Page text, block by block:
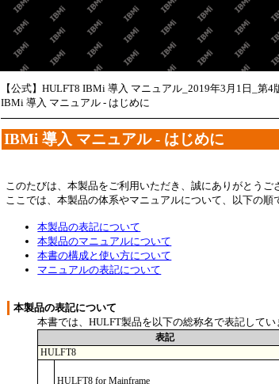
メイン コンテ
【公式】HULFT8 IBMi 導入 マニュアル_2019年3月1日_第4
IBMi 導入 マニュアル - はじめに
IBMi 導入 マニュアル- はじめに
このたびは、本製品をご利用いただき、誠にありがとうご
ここでは、本製品の体系やマニュアルについて、以下の
本製品の表記について
本製品のマニュアルについて
本書の構成と使い方について
マニュアルの表記について
本製品の表記について
本書では、HULFT製品を以下の総称名で表記してい
表記
HULFT8
HULFT8 for Mainframe